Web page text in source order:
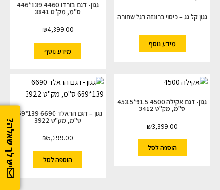
יש לך שאלה?
גגון קל גג – כיסוי ברונזה רגל שחורה
מידע נוסף
גגון- דגם בורדו 4460 139*446
ס"מ, מק"ט 3841
₪4,399.00
מידע נוסף
גגון- דגם אקילה 4500 91.5*453.5
ס"מ, מק"ט 3412
₪3,399.00
הוספה לסל
גגון – דגם הראלד 6690 139*669
ס"מ, מק"ט 3922
₪5,399.00
הוספה לסל